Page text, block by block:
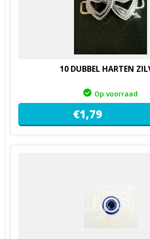
10 DUBBEL HARTEN
Op voorraad
€1,79